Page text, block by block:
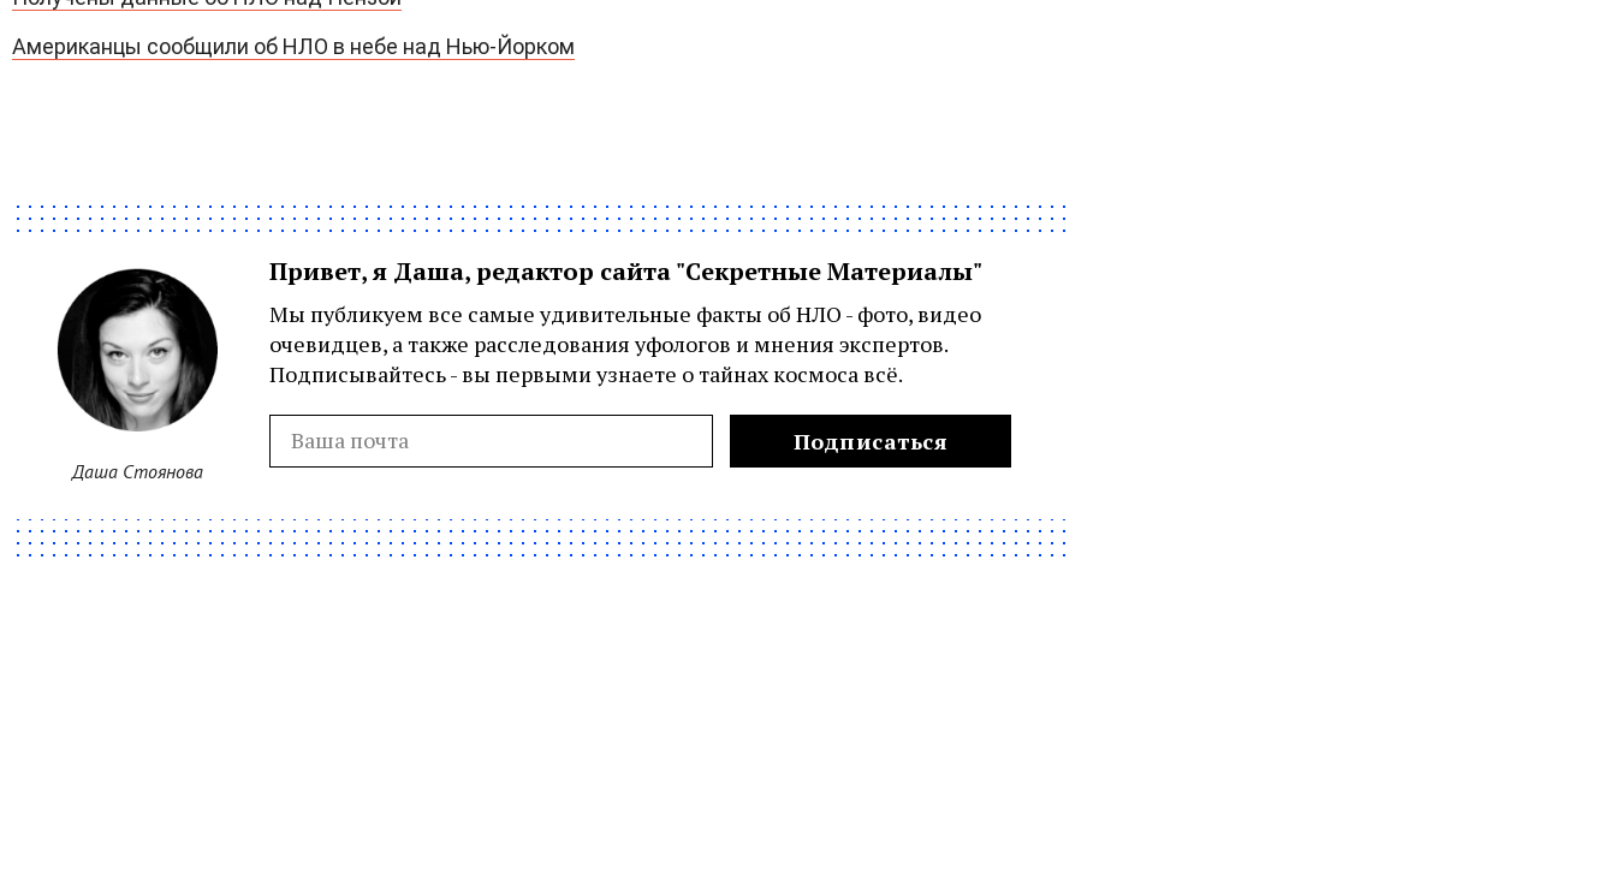
Американцы сообщили об НЛО в небе над Нью-Йорком
Даша Стоянова
Привет, я Даша, редактор сайта "Секретные Материалы"
Мы публикуем все самые удивительные факты об НЛО - фото, видео
очевидцев, а также расследования уфологов и мнения экспертов.
Подписывайтесь - вы первыми узнаете о тайнах космоса всё.
Подписаться